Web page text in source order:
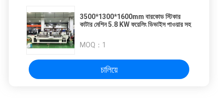
3500*1300*1600mm বারকোড স্টিকার
কাটার মেশিন 5.8 KW ফয়েলিং ডিভাইস পাওয়ার সহ
MOQ： 1
চালিয়ে